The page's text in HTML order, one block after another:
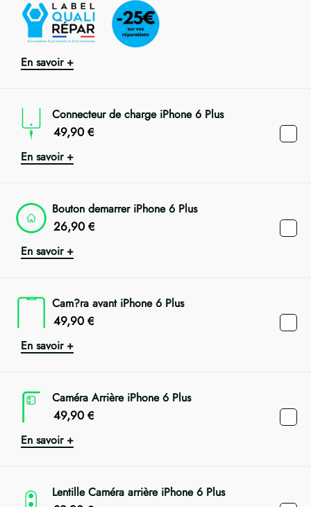
En savoir +
Connecteur de charge iPhone 6 Plus
49,90 €
En savoir +
Bouton demarrer iPhone 6 Plus
26,90 €
En savoir +
Cam?ra avant iPhone 6 Plus
49,90 €
En savoir +
Caméra Arrière iPhone 6 Plus
49,90 €
En savoir +
Lentille Caméra arrière iPhone 6 Plus